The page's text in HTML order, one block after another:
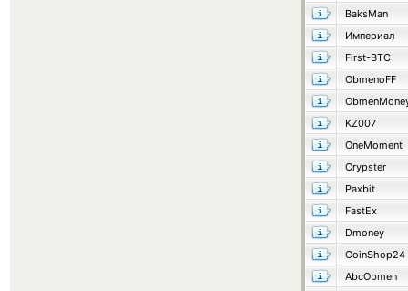
BaksMan
Империал
First-BTC
ObmenoFF
KZ007
OneMoment
Crypster
Paxbit
FastEx
Dmoney
CoinShop24
AbcObmen